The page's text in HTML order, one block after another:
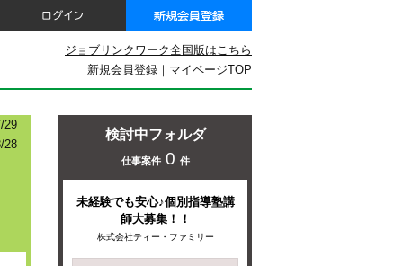
ジョブリンクワーク全国版はこちら
マイページTOP
新規会員登録 ｜
29
28
検討中フォルダ
仕事案件 0 件
未経験でも安心♪個別指導塾講
師大募集！！
株式会社ティー・ファミリー